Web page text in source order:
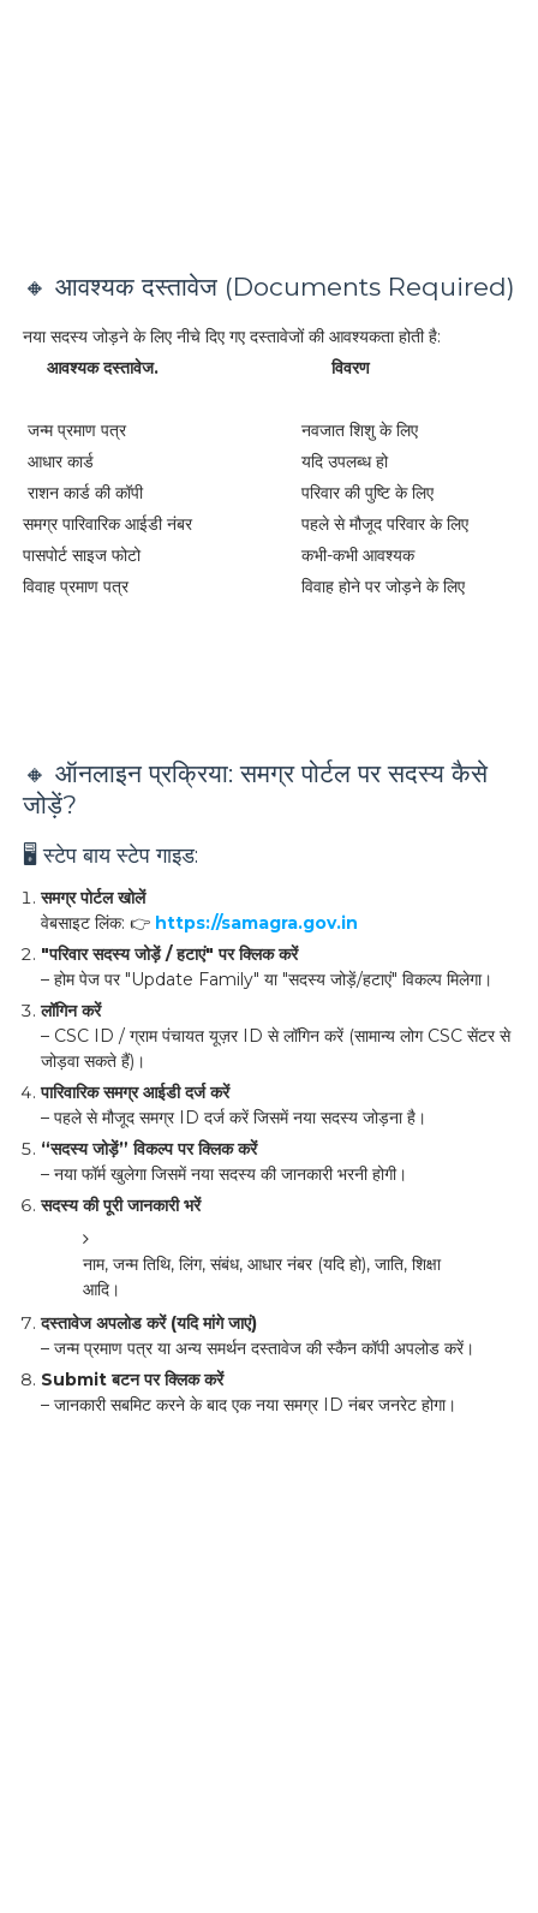
🔸 आवश्यक दस्तावेज (Documents Required)
नया सदस्य जोड़ने के लिए नीचे दिए गए दस्तावेजों की आवश्यकता होती है:
आवश्यक दस्तावेज.विवरण
जन्म प्रमाण पत्र
नवजात शिशु के लिए
आधार कार्ड
यदि उपलब्ध हो
राशन कार्ड की कॉपी
परिवार की पुष्टि के लिए
समग्र पारिवारिक आईडी नंबर
पहले से मौजूद परिवार के लिए
पासपोर्ट साइज फोटो
कभी-कभी आवश्यक
विवाह प्रमाण पत्र
विवाह होने पर जोड़ने के लिए
🔸 ऑनलाइन प्रक्रिया: समग्र पोर्टल पर सदस्य कैसे
जोड़ें?
🖥️ स्टेप बाय स्टेप गाइड:
समग्र पोर्टल खोलें
वेबसाइट लिंक: 👉 https://samagra.gov.in
"परिवार सदस्य जोड़ें / हटाएं" पर क्लिक करें
– होम पेज पर "Update Family" या "सदस्य जोड़ें/हटाएं" विकल्प मिलेगा।
लॉगिन करें
– CSC ID / ग्राम पंचायत यूज़र ID से लॉगिन करें (सामान्य लोग CSC सेंटर से
जोड़वा सकते हैं)।
पारिवारिक समग्र आईडी दर्ज करें
– पहले से मौजूद समग्र ID दर्ज करें जिसमें नया सदस्य जोड़ना है।
“सदस्य जोड़ें” विकल्प पर क्लिक करें
– नया फॉर्म खुलेगा जिसमें नया सदस्य की जानकारी भरनी होगी।
सदस्य की पूरी जानकारी भरें
नाम, जन्म तिथि, लिंग, संबंध, आधार नंबर (यदि हो), जाति, शिक्षा
आदि।
दस्तावेज अपलोड करें (यदि मांगे जाएं)
– जन्म प्रमाण पत्र या अन्य समर्थन दस्तावेज की स्कैन कॉपी अपलोड करें।
Submit बटन पर क्लिक करें
– जानकारी सबमिट करने के बाद एक नया समग्र ID नंबर जनरेट होगा।